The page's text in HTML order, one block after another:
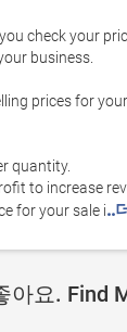
check your
business.
prices for
quantity.
to increase
for your sale i..
아요. Find